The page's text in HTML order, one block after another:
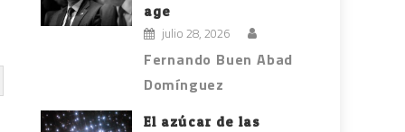
age
julio 28, 2026
Fernando Buen Abad
Domínguez
El azúcar de las